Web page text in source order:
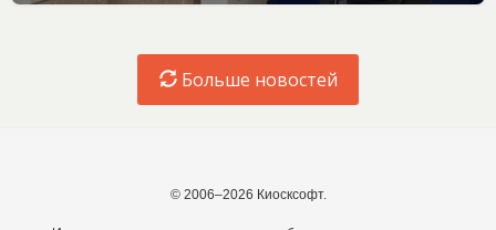
Больше новостей
© 2006–2026 Киосксофт.